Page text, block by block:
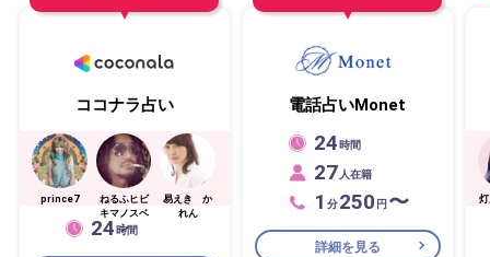
ココナラ占い
prince7
ねるふヒビ
キマノスベ
シ
易えき か
れん
24時間
電話占いMonet
24時間
27 人在籍
1 分250 円〜
詳細を見る